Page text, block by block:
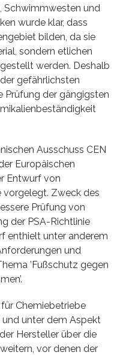
Schwimmwesten und
wurde klar, dass
bilden, da sie
sondern etlichen
werden. Deshalb
gefährlichsten
Prüfung der gängigsten
Ausschuss CEN
Europäischen
Entwurf von
vorgelegt. Zweck des
Prüfung von
der PSA-Richtlinie
enthielt unter anderem
und
’Fußschutz gegen
Chemiebetriebe
unter dem Aspekt
Hersteller über die
vor denen der